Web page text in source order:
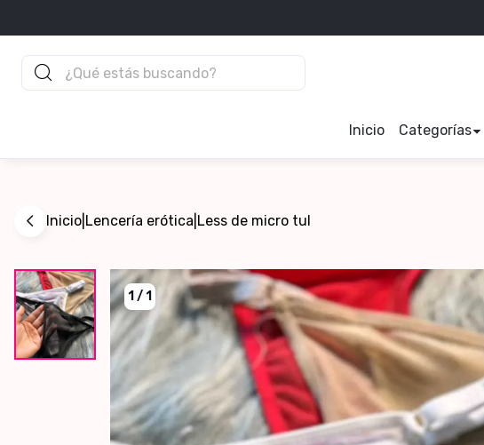
Inicio Categorías
Inicio Lencería erótica Less de micro tul
1 /1